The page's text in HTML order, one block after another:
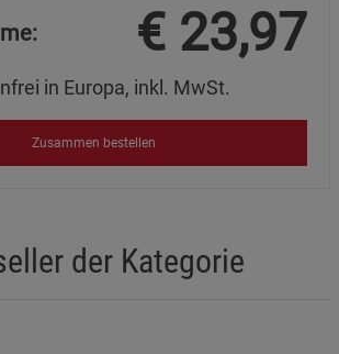
€ 23,97
in Europa, inkl. MwSt.
Zusammen bestellen
der Kategorie